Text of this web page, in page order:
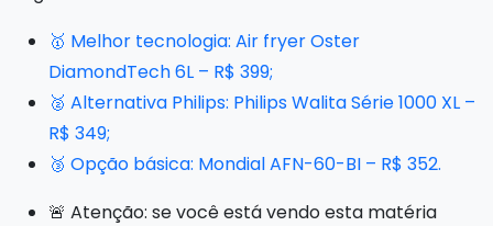
🥇 Melhor tecnologia: Air fryer Oster
DiamondTech 6L – R$ 399;
🥈 Alternativa Philips: Philips Walita Série 1000 XL –
R$ 349;
🥉 Opção básica: Mondial AFN-60-BI – R$ 352.
🚨 Atenção: se você está vendo esta matéria